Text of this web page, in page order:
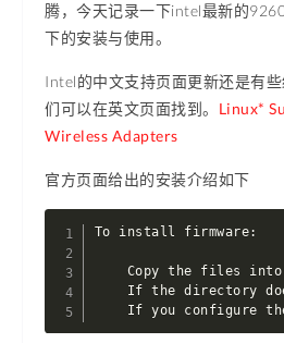
腾，今天记录一下intel最新的
下的安装与使用。
Intel的中文支持页面更新还是有
们可以在英文页面找到。 Linux*
Wireless Adapters
官方页面给出的安装介绍如下
To install firmware:
Copy the files
If the directory
If you configure